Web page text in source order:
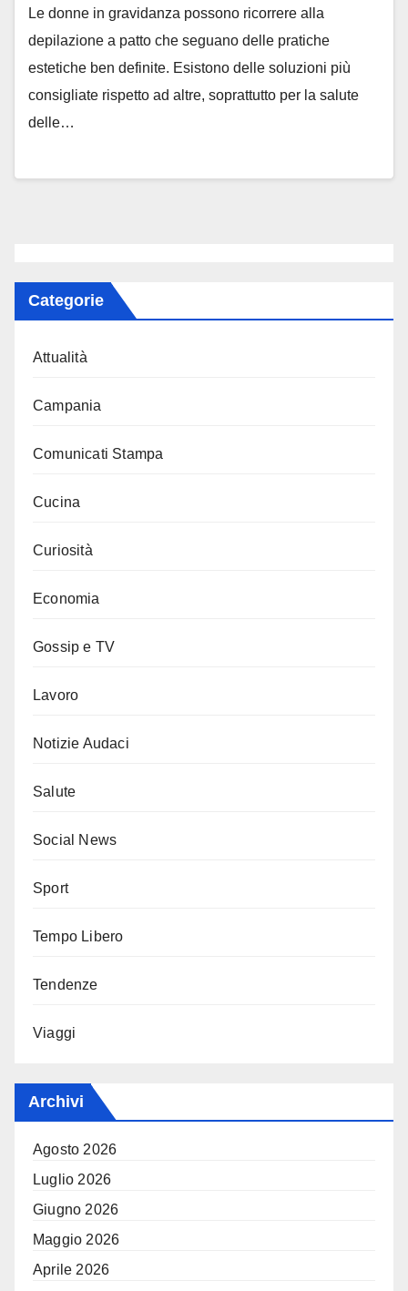
Le donne in gravidanza possono ricorrere alla
depilazione a patto che seguano delle pratiche
estetiche ben definite. Esistono delle soluzioni più
consigliate rispetto ad altre, soprattutto per la salute
delle…
Categorie
Attualità
Campania
Comunicati Stampa
Cucina
Curiosità
Economia
Gossip e TV
Lavoro
Notizie Audaci
Salute
Social News
Sport
Tempo Libero
Tendenze
Viaggi
Archivi
Agosto 2026
Luglio 2026
Giugno 2026
Maggio 2026
Aprile 2026